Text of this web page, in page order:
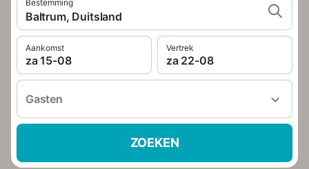
Bestemming
Baltrum, Duitsland
Aankomst
za 15-08
Vertrek
za 22-08
Gasten
ZOEKEN